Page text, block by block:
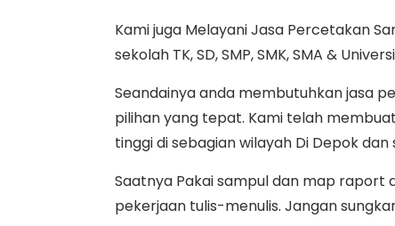
Kami juga Melayani Jasa Percetakan
sekolah TK, SD, SMP, SMK, SMA &
Seandainya anda membutuhkan jasa
pilihan yang tepat. Kami telah
tinggi di sebagian wilayah Di Depok dan
Saatnya Pakai sampul dan map
pekerjaan tulis-menulis. Jangan